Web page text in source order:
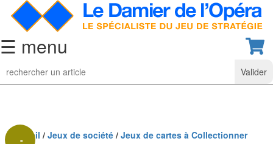
☰ menu
Jeu
d’Echecs
collection
Accueil / Jeux de société / Jeux de cartes à Collectionner
-